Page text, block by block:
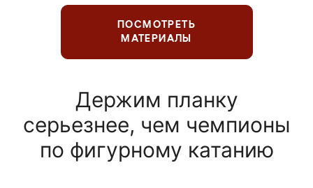
ПОСМОТРЕТЬ
МАТЕРИАЛЫ
Держим планку
серьезнее, чем чемпионы
по фигурному катанию